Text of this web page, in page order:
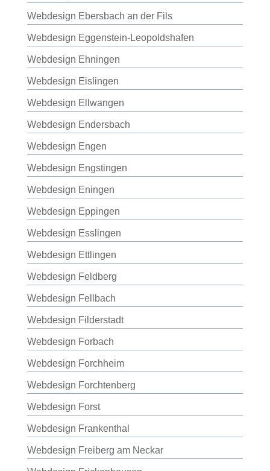
Webdesign Ebersbach an der Fils
Webdesign Eggenstein-Leopoldshafen
Webdesign Ehningen
Webdesign Eislingen
Webdesign Ellwangen
Webdesign Endersbach
Webdesign Engen
Webdesign Engstingen
Webdesign Eningen
Webdesign Eppingen
Webdesign Esslingen
Webdesign Ettlingen
Webdesign Feldberg
Webdesign Fellbach
Webdesign Filderstadt
Webdesign Forbach
Webdesign Forchheim
Webdesign Forchtenberg
Webdesign Forst
Webdesign Frankenthal
Webdesign Freiberg am Neckar